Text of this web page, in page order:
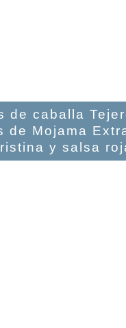
de caballa
de Mojama
y salsa